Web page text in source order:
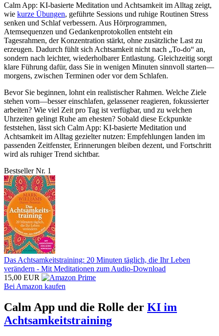
Calm App: KI-basierte Meditation und Achtsamkeit im Alltag zeigt,
wie kurze Übungen, geführte Sessions und ruhige Routinen Stress
senken und Schlaf verbessern. Aus Hörprogrammen,
Atemsequenzen und Gedankenprotokollen entsteht ein
Tagesrahmen, der Konzentration stärkt, ohne zusätzliche Last zu
erzeugen. Dadurch fühlt sich Achtsamkeit nicht nach „To-do“ an,
sondern nach leichter, wiederholbarer Entlastung. Gleichzeitig sorgt
klare Führung dafür, dass Sie in wenigen Minuten sinnvoll starten—
morgens, zwischen Terminen oder vor dem Schlafen.
Bevor Sie beginnen, lohnt ein realistischer Rahmen. Welche Ziele
stehen vorn—besser einschlafen, gelassener reagieren, fokussierter
arbeiten? Wie viel Zeit pro Tag ist verfügbar, und zu welchen
Uhrzeiten gelingt Ruhe am ehesten? Sobald diese Eckpunkte
feststehen, lässt sich Calm App: KI-basierte Meditation und
Achtsamkeit im Alltag gezielter nutzen: Empfehlungen landen im
passenden Zeitfenster, Erinnerungen bleiben dezent, und Fortschritt
wird als ruhiger Trend sichtbar.
Bestseller Nr. 1
Das Achtsamkeitstraining: 20 Minuten täglich, die Ihr Leben
verändern - Mit Meditationen zum Audio-Download
15,00 EUR
Bei Amazon kaufen
Calm App und die Rolle der KI im
Achtsamkeitstraining